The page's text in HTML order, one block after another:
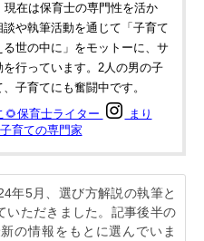
現在は保育士の専門性を活か
談や執筆活動を通じて「子育て
る世の中に」をモットーに、サ
を行っています。2人の男の子
子育てにも奮闘中です。
🌻保育士ライター
まり
育ての専門家
年5月、選び方解説の執筆と
いただきました。記事後半の
の情報をもとに選んでいま